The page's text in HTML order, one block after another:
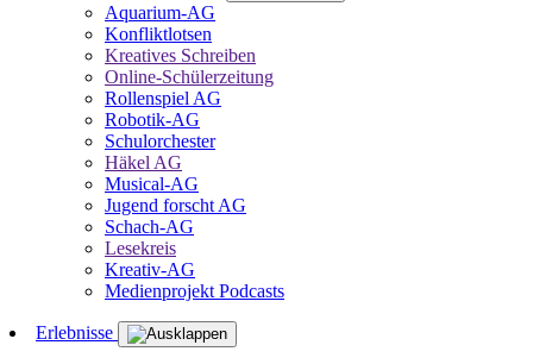
Aquarium-AG
Konfliktlotsen
Kreatives Schreiben
Online-Schülerzeitung
Rollenspiel AG
Robotik-AG
Schulorchester
Häkel AG
Musical-AG
Jugend forscht AG
Schach-AG
Lesekreis
Kreativ-AG
Medienprojekt Podcasts
Erlebnisse